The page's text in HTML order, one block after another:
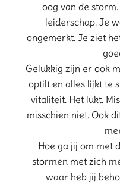
oog van de
leiderschap. Je
ongemerkt. Je ziet
Gelukkig zijn er ook
optilt en alles lijkt te
vitaliteit. Het lukt.
misschien niet. Ook
Hoe ga jij om met
stormen met zich
waar heb jij